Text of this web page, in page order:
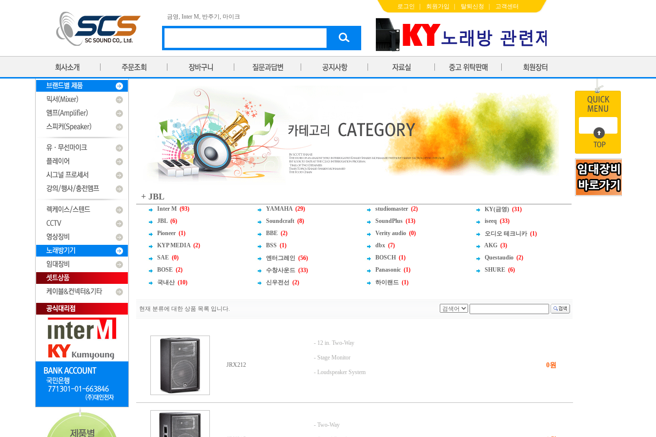
로그인 회원가입 탈퇴신청
고객센터
금영, Inter M, 반주기 , 마이크
+ JBL
Inter M (93) YAMAHA (29) studiomaster (2) KY(금영) (31)
JBL (6) Soundcraft (8) SoundPlus (13) iseeq (33)
Pioneer (1) BBE (2) Verity audio (0) 오디오 테크니카 (1)
KYP MEDIA (2) BSS (1) dbx (7) AKG (3)
SAE (0) 엔터그레인 (56) BOSCH (1) Questaudio (2)
BOSE (2) 수창사운드 (33) Panasonic (1) SHURE (6)
국내산 (10) 신우전선 (2) 하이랜드 (1)
현재 분류에 대한 상품 목록 입니다.
JRX212
- 12 in. Two-Way
- Stage Monitor
- Loudspeaker System
0원
- Two-Way